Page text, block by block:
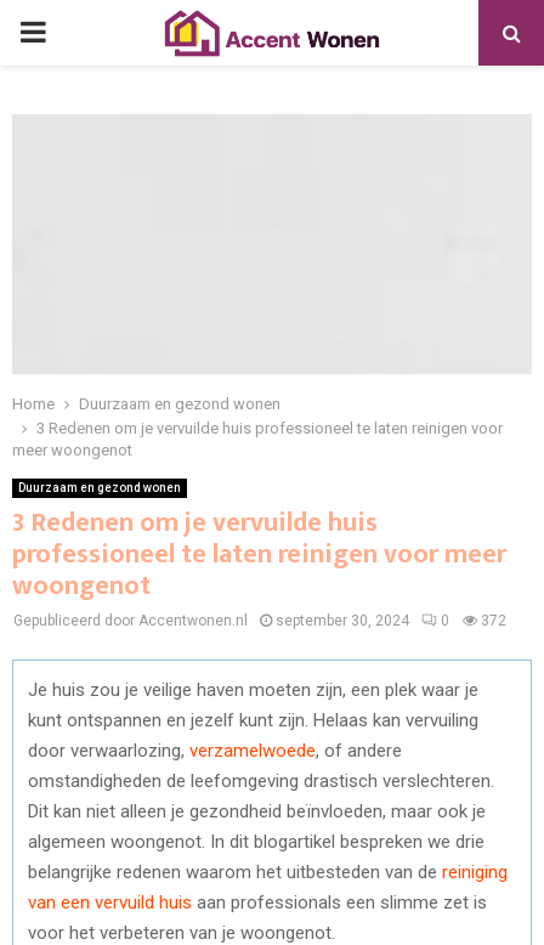
PRIMARY
Home
Duurzaam en gezond wonen
3 Redenen om je vervuilde huis professioneel te laten reinigen voor
meer woongenot
Duurzaam en gezond wonen
3 Redenen om je vervuilde huis
professioneel te laten reinigen voor meer
woongenot
Gepubliceerd door Accentwonen.nl september 30, 2024 0 372
Je huis zou je veilige haven moeten zijn, een plek waar je
kunt ontspannen en jezelf kunt zijn. Helaas kan vervuiling
door verwaarlozing, verzamelwoede, of andere
omstandigheden de leefomgeving drastisch verslechteren.
Dit kan niet alleen je gezondheid beïnvloeden, maar ook je
algemeen woongenot. In dit blogartikel bespreken we drie
belangrijke redenen waarom het uitbesteden van de reiniging
van een vervuild huis aan professionals een slimme zet is
voor het verbeteren van je woongenot.